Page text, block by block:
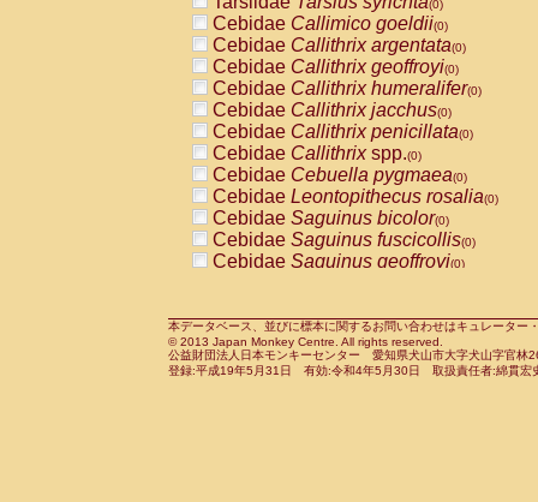
PitheciidaeCallicebus moloch
PitheciidaeCallicebus torquatus
PitheciidaeCallicebusspp.(0)
PitheciidaeChiropotes satanas(0)
PitheciidaePithecia monachus
PitheciidaePithecia pithecia(0)
CercopithecidaeCercocebus agilis
CercopithecidaeCercocebus
CercopithecidaeCercocebus
CercopithecidaeCercocebus
CercopithecidaeCercocebus
CercopithecidaeCercocebushybrid
CercopithecidaePapio anubis(0)
CercopithecidaePapio cynocephalus
CercopithecidaePapio hamadryas(0)
(0)
Cebidae Callimico goeldii(0)
Cebidae Callithrix argentata(0)
Cebidae Callithrix geoffroyi(0)
Cebidae Callithrix humeralifer(0)
Cebidae Callithrix jacchus(0)
Cebidae Callithrix penicillata(0)
Cebidae Callithrixspp.(0)
Cebidae Cebuella pygmaea(0)
Cebidae Leontopithecus rosalia(0)
Cebidae Saguinus bicolor(0)
Cebidae Saguinus fuscicollis(0)
Cebidae Saguinus geoffroyi(0)
CebidaeSaguinus leucopus(0)
CebidaeSaguinus midas(0)
Cebidae Saguinus mystax(0)
本データベース、並びに標本に関するお問い合わせはキュレータ
© 2013 Japan Monkey Centre. All rights reserved.
公益財団法人日本モンキーセンター 愛知県犬山市大字犬山字官
登録:平成19年5月31日 有効:令和4年5月30日 取扱責任者:綿貫宏